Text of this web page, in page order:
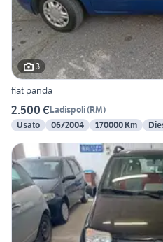
3
fiat panda
2.500 €Ladispoli(RM)
Usato
06/2004 170000 Km